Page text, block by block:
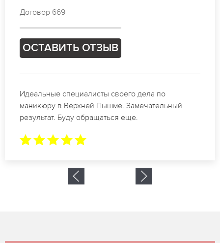
Договор 151
ОСТАВИТЬ ОТЗЫВ
Спасибо огромное. Заказывала маникюр на день
рождение в Верхней Пышме. За 1.5 часа все было
готово.